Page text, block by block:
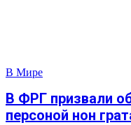
В Мире
В ФРГ призвали
персоной нон